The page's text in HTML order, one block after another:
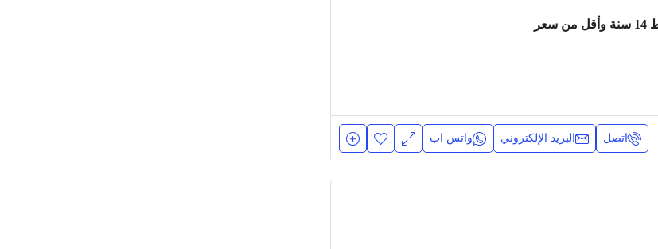
للبيع بمدينة نور استوديو بأقساط 14 سنة وأقل من سعر
اتصل البريد الإلكتروني واتس اب